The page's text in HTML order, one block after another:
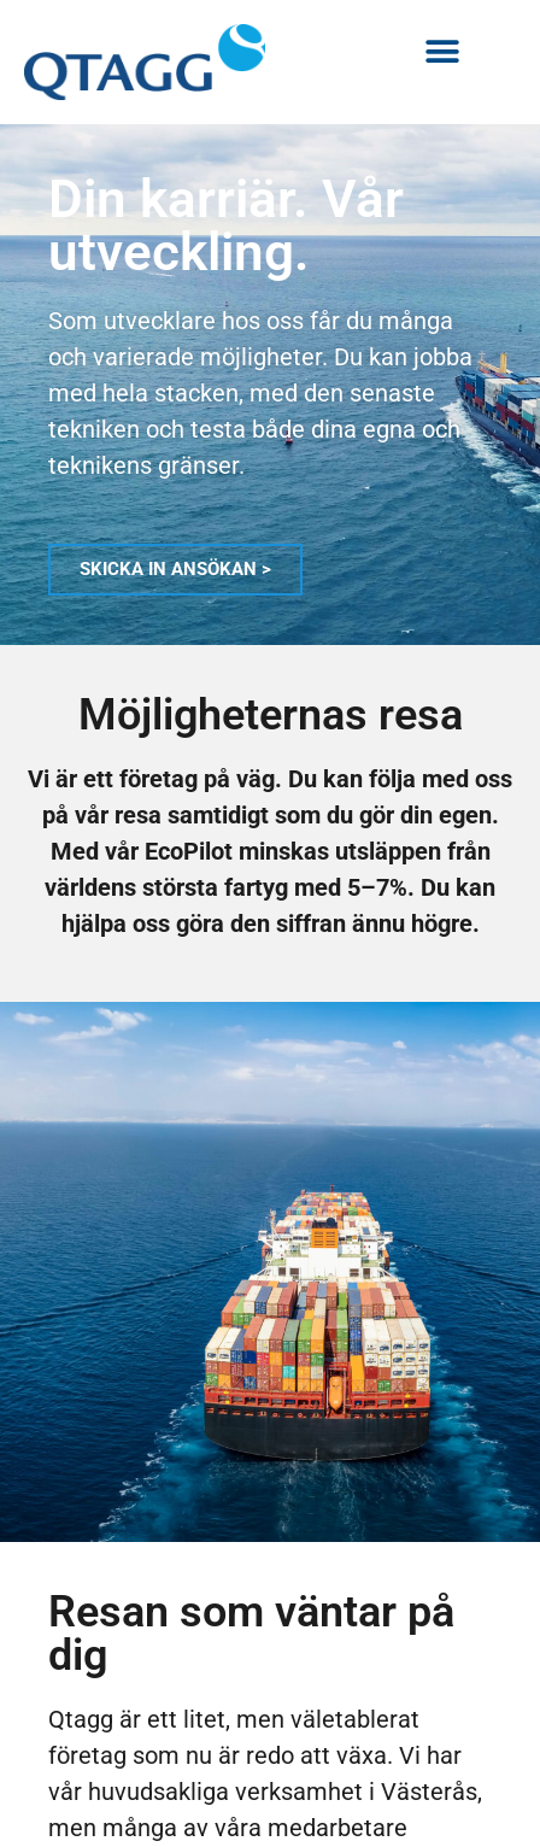
Din karriär. Vår
utveckling.
Som utvecklare hos oss får du många
och varierade möjligheter. Du kan jobba
med hela stacken, med den senaste
tekniken och testa både dina egna och
teknikens gränser.
SKICKA IN ANSÖKAN >
Möjligheternas resa
Vi är ett företag på väg. Du kan följa med oss
på vår resa samtidigt som du gör din egen.
Med vår EcoPilot minskas utsläppen från
världens största fartyg med 5–7%. Du kan
hjälpa oss göra den siffran ännu högre.
Resan som väntar på
dig
Qtagg är ett litet, men väletablerat
företag som nu är redo att växa. Vi har
vår huvudsakliga verksamhet i Västerås,
men många av våra medarbetare